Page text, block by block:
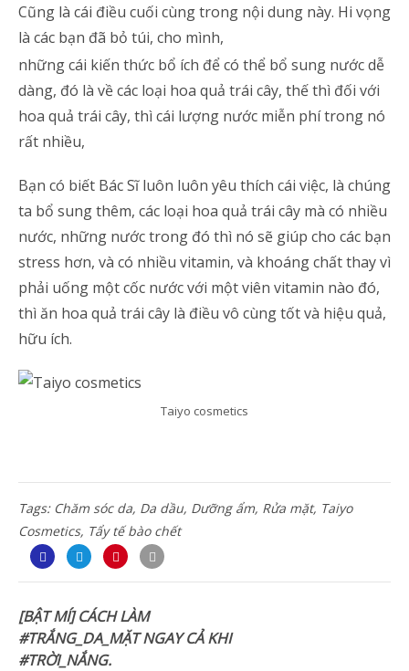
Cũng là cái điều cuối cùng trong nội dung này. Hi vọng
là các bạn đã bỏ túi, cho mình,
những cái kiến thức bổ ích để có thể bổ sung nước dễ
dàng, đó là về các loại hoa quả trái cây, thế thì đối với
hoa quả trái cây, thì cái lượng nước miễn phí trong nó
rất nhiều,
Bạn có biết Bác Sĩ luôn luôn yêu thích cái việc, là chúng
ta bổ sung thêm, các loại hoa quả trái cây mà có nhiều
nước, những nước trong đó thì nó sẽ giúp cho các bạn
stress hơn, và có nhiều vitamin, và khoáng chất thay vì
phải uống một cốc nước với một viên vitamin nào đó,
thì ăn hoa quả trái cây là điều vô cùng tốt và hiệu quả,
hữu ích.
Taiyo cosmetics
Tags: Chăm sóc da, Da dầu, Dưỡng ẩm, Rửa mặt, Taiyo
Cosmetics, Tẩy tế bào chết
[BẬT MÍ] CÁCH LÀM
#TRẮNG_DA_MẶT NGAY CẢ KHI
#TRỜI_NẮNG.